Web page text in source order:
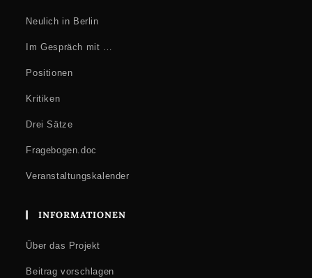
Neulich in Berlin
Im Gespräch mit …
Positionen
Kritiken
Drei Sätze
Fragebogen.doc
Veranstaltungskalender
INFORMATIONEN
Über das Projekt
Beitrag vorschlagen